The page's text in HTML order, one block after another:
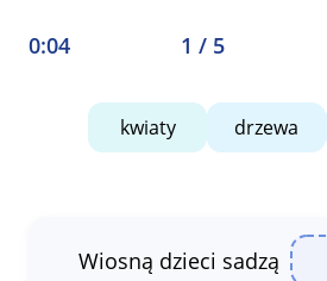
0:04 1 / 5
kwiaty drzewa
Wiosną dzieci sadzą